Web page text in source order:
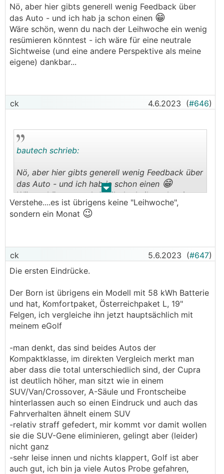
..
Nö, aber hier gibts generell wenig Feedback über
das Auto - und ich hab ja schon einen 😁
Wäre schön, wenn du nach der Leihwoche ein wenig
resümieren könntest - ich wäre für eine neutrale
Sichtweise (und eine andere Perspektive als meine
eigene) dankbar...
ck 4.6.2023 (#646)
. .
bautech schrieb:
Nö, aber hier gibts generell wenig Feedback über
das Auto - und ich hab ja schon einen 😁
Wäre schön, wenn du nach der Leihwoche ein
wenig resümieren könntest - ich wäre für eine
neutrale Sichtweise (und eine andere Perspektive
Verstehe....es ist übrigens keine "Leihwoche",
sondern ein Monat 😉
ck 5.6.2023 (#647)
Die ersten Eindrücke.
Der Born ist übrigens ein Modell mit 58 kWh Batterie
und hat, Komfortpaket, Österreichpaket L, 19"
Felgen, ich vergleiche ihn jetzt hauptsächlich mit
meinem eGolf
-man denkt, das sind beides Autos der
Kompaktklasse, im direkten Vergleich merkt man
aber dass die total unterschiedlich sind, der Cupra
ist deutlich höher, man sitzt wie in einem
SUV/Van/Crossover, A-Säule und Frontscheibe
hinterlassen auch so einen Eindruck und auch das
Fahrverhalten ähnelt einem SUV
-relativ straff gefedert, mir kommt vor damit wollen
sie die SUV-Gene eliminieren, gelingt aber (leider)
nicht ganz
-sehr leise innen und nichts klappert, Golf ist aber
auch gut, ich bin ja viele Autos Probe gefahren,